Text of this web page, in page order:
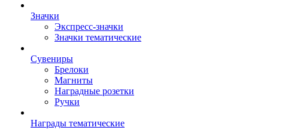
Значки
Экспресс-значки
Значки тематические
Сувениры
Брелоки
Магниты
Наградные розетки
Ручки
Награды тематические